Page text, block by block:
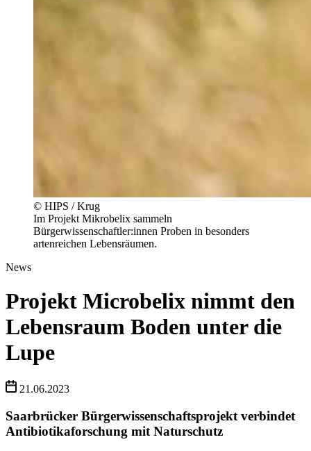
© HIPS / Krug
Im Projekt Mikrobelix sammeln
Bürgerwissenschaftler:innen Proben in besonders
artenreichen Lebensräumen.
News
Projekt Microbelix nimmt den
Lebensraum Boden unter die
Lupe
21.06.2023
Saarbrücker Bürgerwissenschaftsprojekt verbindet
Antibiotikaforschung mit Naturschutz